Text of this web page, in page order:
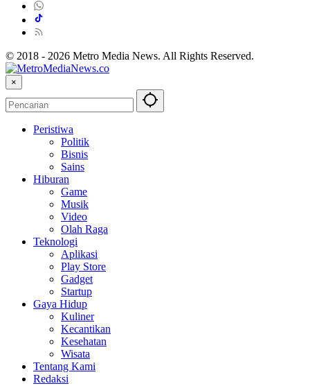
© 2018 - 2026 Metro Media News. All Rights Reserved.
×
Peristiwa
Politik
Bisnis
Sains
Hiburan
Game
Musik
Video
Olah Raga
Teknologi
Aplikasi
Play Store
Gadget
Startup
Gaya Hidup
Kuliner
Kecantikan
Kesehatan
Wisata
Tentang Kami
Redaksi